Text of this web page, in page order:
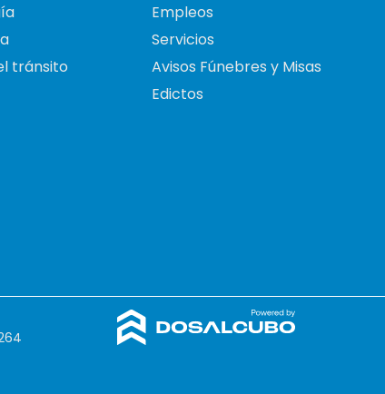
tránsito
Empleos
Servicios
Avisos Fúnebres y Misas
Edictos